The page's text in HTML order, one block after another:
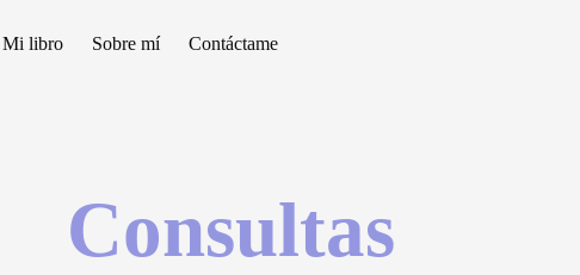
Mi libro Sobre mí Contáctame
Consultas